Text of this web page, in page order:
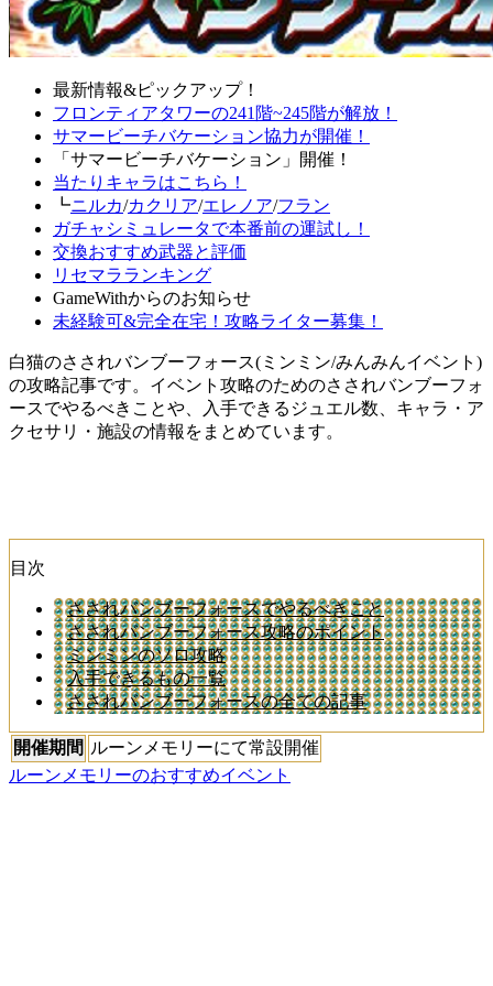
最新情報&ピックアップ！
フロンティアタワーの241階~245階が解放！
サマービーチバケーション協力が開催！
「サマービーチバケーション」開催！
当たりキャラはこちら！
┗ニルカ/カクリア/エレノア/フラン
ガチャシミュレータで本番前の運試し！
交換おすすめ武器と評価
リセマラランキング
GameWithからのお知らせ
未経験可&完全在宅！攻略ライター募集！
白猫のさされバンブーフォース(ミンミン/みんみんイベント)
の攻略記事です。イベント攻略のためのさされバンブーフォ
ースでやるべきことや、入手できるジュエル数、キャラ・ア
クセサリ・施設の情報をまとめています。
目次
さされバンブーフォースでやるべきこと
さされバンブーフォース攻略のポイント
ミンミンのソロ攻略
入手できるもの一覧
さされバンブーフォースの全ての記事
開催期間 ルーンメモリーにて常設開催
ルーンメモリーのおすすめイベント